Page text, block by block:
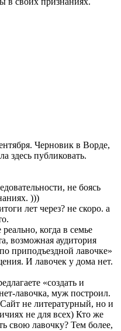
Черновик в Ворде,
здесь публиковать.
не боясь
)))
лет через? не скоро. а
когда в семье
возможная аудитория
приподъездной лавочке»
И лавочек у дома нет.
«создать и
лавочка, муж построил.
не литературный, но и
не для всех) Кто же
свою лавочку? Тем более,